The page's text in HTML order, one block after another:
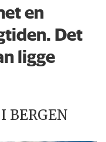
en
Det
ligge
BERGEN